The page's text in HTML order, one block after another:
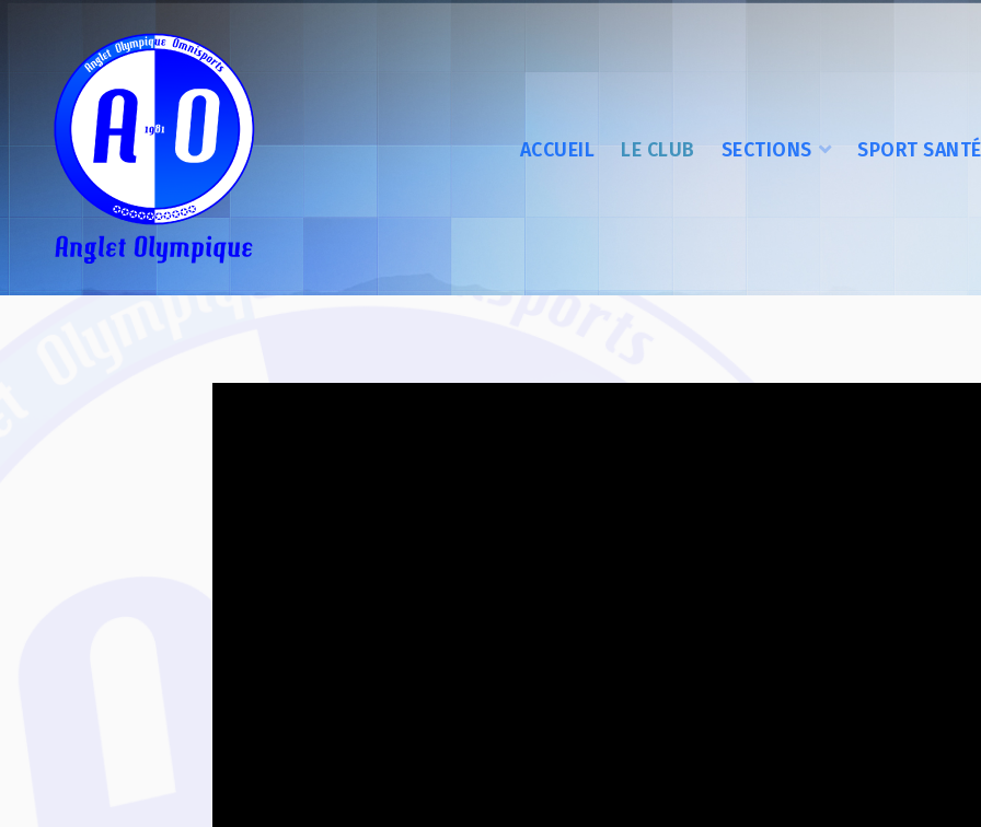
ACCUEIL LE CLUB SECTIONS SPORT SANTÉ